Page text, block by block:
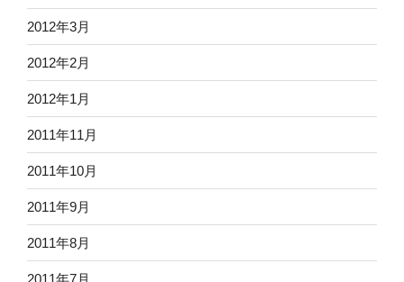
2012年3月
2012年2月
2012年1月
2011年11月
2011年10月
2011年9月
2011年8月
2011年7月